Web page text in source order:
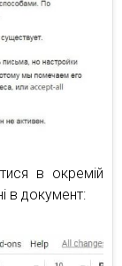
в окремій
в документ: